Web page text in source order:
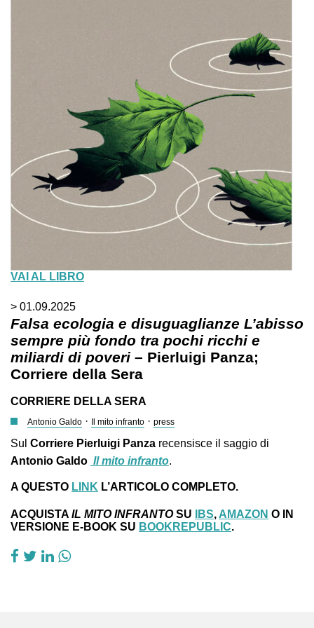
VAI AL LIBRO
> 01.09.2025
Falsa ecologia e disuguaglianze L’abisso
sempre più fondo tra pochi ricchi e
miliardi di poveri – Pierluigi Panza;
Corriere della Sera
CORRIERE DELLA SERA
Antonio Galdo · Il mito infranto · press
Sul Corriere Pierluigi Panza recensisce il saggio di
Antonio Galdo Il mito infranto.
A QUESTO LINK L’ARTICOLO COMPLETO.
ACQUISTA IL MITO INFRANTOSU IBS, AMAZON O IN
VERSIONE E-BOOK SU BOOKREPUBLIC.